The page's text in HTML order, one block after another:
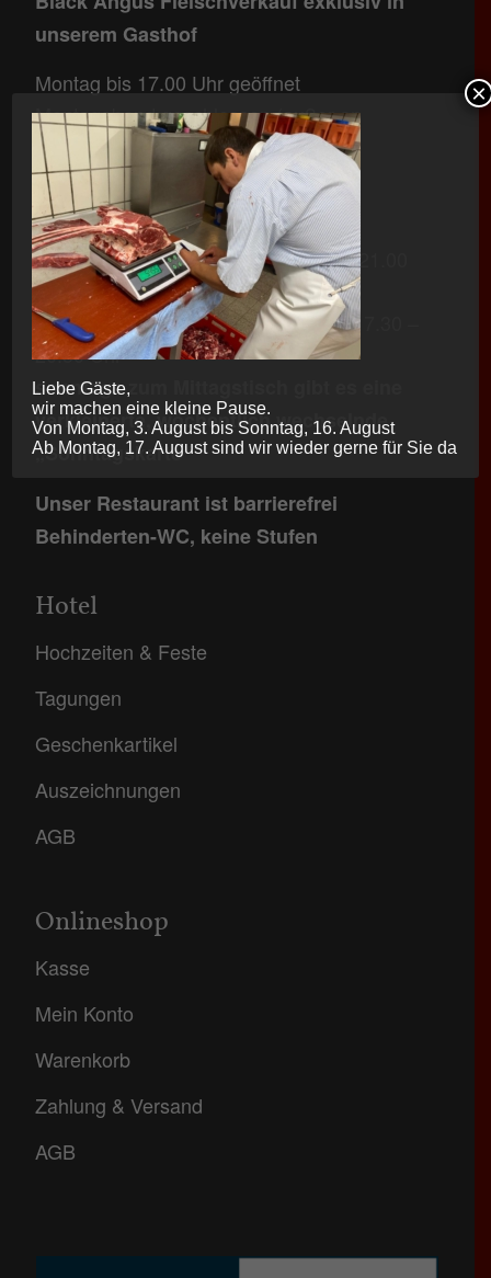
unserem Gasthof
Montag bis 17.00 Uhr geöffnet
Montagabend geschlossen (außer an
Feiertagen)
Warme Küche:
Mo 11.30 – 13.30 Uhr
Di – Sa 11.30 – 13.30 Uhr & 17.30 – 21.00
Uhr
So + Feiertags 11.30 – 13.30 Uhr & 17.30 –
20.30 Uhr
sonntags zum Mittagstisch gibt es eine
verkleinerte, wöchentlich wechselnde
„Sonntagskarte“
Unser Restaurant ist barrierefrei
Behinderten-WC, keine Stufen
Hotel
Hochzeiten & Feste
Tagungen
Geschenkartikel
Auszeichnungen
AGB
Onlineshop
Kasse
Mein Konto
Warenkorb
Zahlung & Versand
AGB
Liebe Gäste,
wir machen eine kleine Pause.
Von Montag, 3. August bis Sonntag, 16. August
Ab Montag, 17. August sind wir wieder gerne für Sie da
×